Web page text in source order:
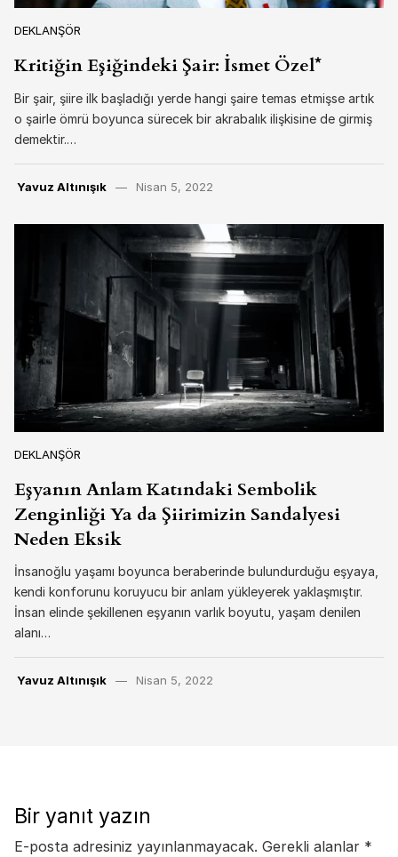
DEKLANŞÖR
Kritiğin Eşiğindeki Şair: İsmet Özel*
Bir şair, şiire ilk başladığı yerde hangi şaire temas etmişse artık
o şairle ömrü boyunca sürecek bir akrabalık ilişkisine de girmiş
demektir.…
Yavuz Altınışık Nisan 5, 2022
DEKLANŞÖR
Eşyanın Anlam Katındaki Sembolik
Zenginliği Ya da Şiirimizin Sandalyesi
Neden Eksik
İnsanoğlu yaşamı boyunca beraberinde bulundurduğu eşyaya,
kendi konforunu koruyucu bir anlam yükleyerek yaklaşmıştır.
İnsan elinde şekillenen eşyanın varlık boyutu, yaşam denilen
alanı…
Yavuz Altınışık Nisan 5, 2022
Bir yanıt yazın
E-posta adresiniz yayınlanmayacak. Gerekli alanlar *